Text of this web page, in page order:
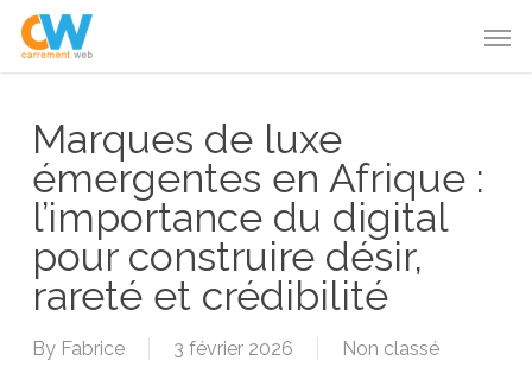
Skip
Marques de luxe
émergentes en Afrique :
l’importance du digital
pour construire désir,
rareté et crédibilité
By Fabrice 3 février 2026 Non classé